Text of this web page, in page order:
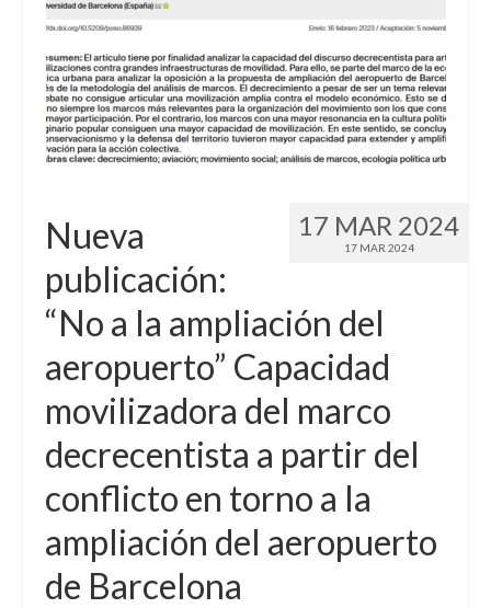
17 MAR 2024
17 MAR 2024
Nueva
publicación:
“No a la ampliación del
aeropuerto” Capacidad
movilizadora del marco
decrecentista a partir del
conflicto en torno a la
ampliación del aeropuerto
de Barcelona